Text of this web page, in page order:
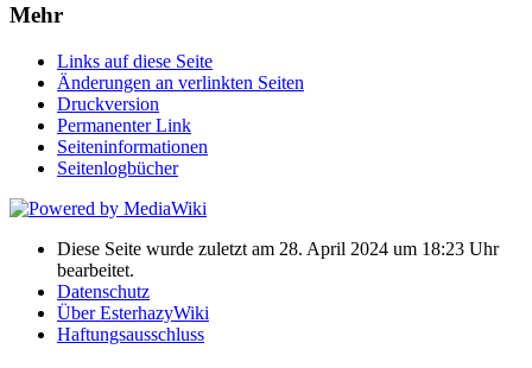
Mehr
Links auf diese Seite
Änderungen an verlinkten Seiten
Druckversion
Permanenter Link
Seiten­informationen
Seitenlogbücher
Diese Seite wurde zuletzt am 28. April 2024 um 18:23 Uhr
bearbeitet.
Datenschutz
Über EsterhazyWiki
Haftungsausschluss